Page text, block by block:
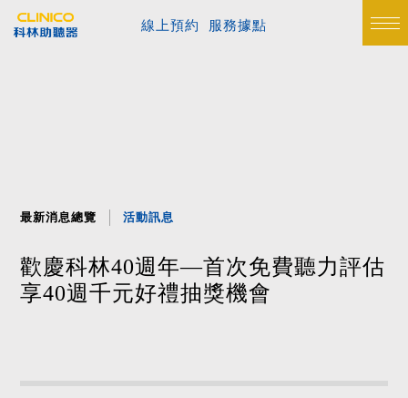
線上預約 服務據點
最新消息總覽 活動訊息
歡慶科林40週年—首次免費聽力評估
享40週千元好禮抽獎機會